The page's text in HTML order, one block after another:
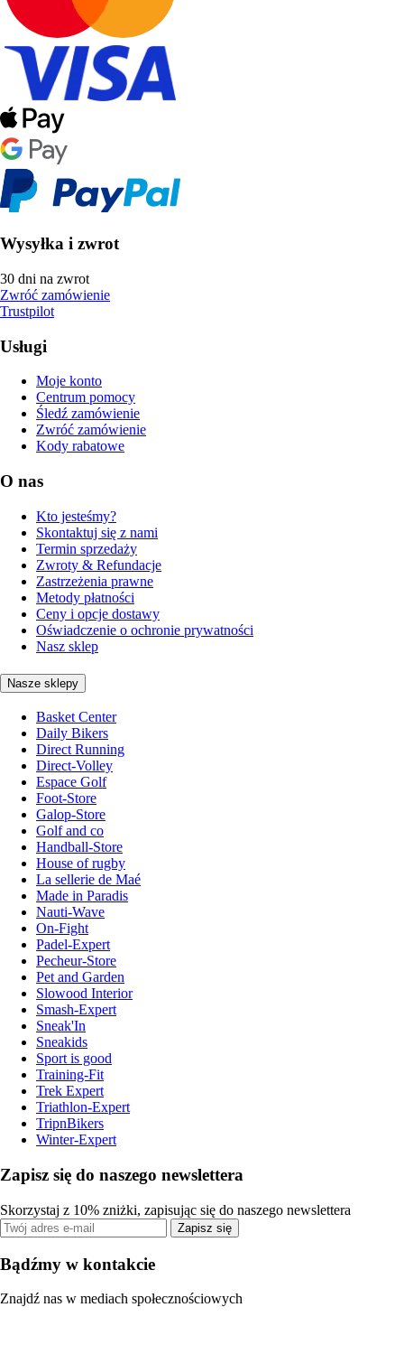
Wysyłka i zwrot
30 dni na zwrot
Zwróć zamówienie
Trustpilot
Usługi
Moje konto
Centrum pomocy
Śledź zamówienie
Zwróć zamówienie
Kody rabatowe
O nas
Kto jesteśmy?
Skontaktuj się z nami
Termin sprzedaży
Zwroty & Refundacje
Zastrzeżenia prawne
Metody płatności
Ceny i opcje dostawy
Oświadczenie o ochronie prywatności
Nasz sklep
Nasze sklepy
Basket Center
Daily Bikers
Direct Running
Direct-Volley
Espace Golf
Foot-Store
Galop-Store
Golf and co
Handball-Store
House of rugby
La sellerie de Maé
Made in Paradis
Nauti-Wave
On-Fight
Padel-Expert
Pecheur-Store
Pet and Garden
Slowood Interior
Smash-Expert
Sneak'In
Sneakids
Sport is good
Training-Fit
Trek Expert
Triathlon-Expert
TripnBikers
Winter-Expert
Zapisz się do naszego newslettera
Skorzystaj z 10% zniżki, zapisując się do naszego newslettera
Zapisz się
Bądźmy w kontakcie
Znajdź nas w mediach społecznościowych